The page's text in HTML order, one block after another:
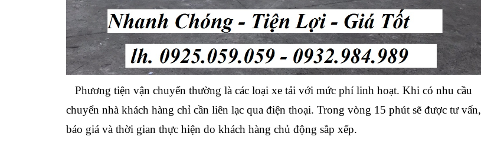
Phương tiện vận chuyển thường là các loại xe tải với mức phí linh hoạt. Khi có nhu cầu
chuyển nhà khách hàng chỉ cần liên lạc qua điện thoại. Trong vòng 15 phút sẽ được tư vấn,
báo giá và thời gian thực hiện do khách hàng chủ động sắp xếp.